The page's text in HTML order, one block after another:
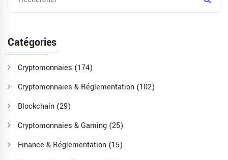
Catégories
Cryptomonnaies (174)
Cryptomonnaies & Réglementation (102)
Blockchain (29)
Cryptomonnaies & Gaming (25)
Finance & Réglementation (15)